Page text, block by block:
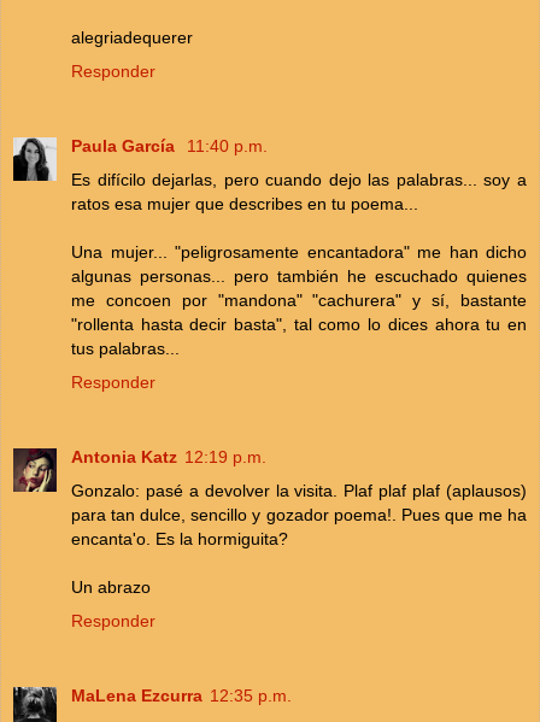
alegriadequerer
Responder
Paula García
11:40 p.m.
Es difícilo dejarlas, pero cuando dejo las palabras... soy a
ratos esa mujer que describes en tu poema...
Una mujer... "peligrosamente encantadora" me han dicho
algunas personas... pero también he escuchado quienes
me concoen por "mandona" "cachurera" y sí, bastante
"rollenta hasta decir basta", tal como lo dices ahora tu en
tus palabras...
Responder
Antonia Katz 12:19 p.m.
Gonzalo: pasé a devolver la visita. Plaf plaf plaf (aplausos)
para tan dulce, sencillo y gozador poema!. Pues que me ha
encanta'o. Es la hormiguita?
Un abrazo
Responder
MaLena Ezcurra 12:35 p.m.